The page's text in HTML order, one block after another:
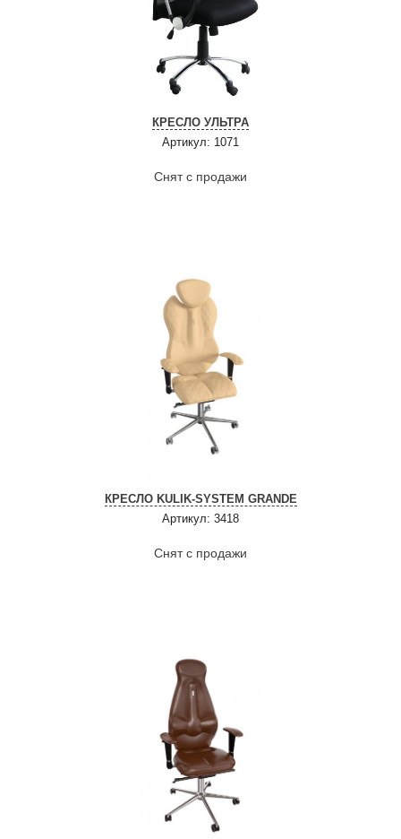
КРЕСЛО УЛЬТРА
Артикул: 1071
Снят с продажи
КРЕСЛО KULIK-SYSTEM GRANDE
Артикул: 3418
Снят с продажи